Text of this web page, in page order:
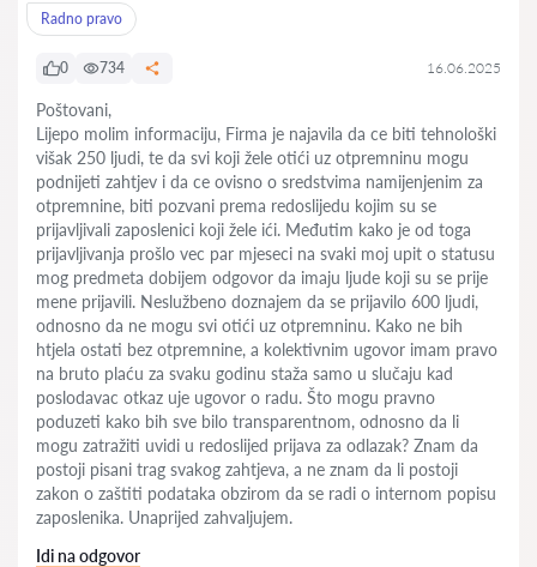
Radno pravo
0 734 16.06.2025
Poštovani,
Lijepo molim informaciju, Firma je najavila da ce biti tehnološki
višak 250 ljudi, te da svi koji žele otići uz otpremninu mogu
podnijeti zahtjev i da ce ovisno o sredstvima namijenjenim za
otpremnine, biti pozvani prema redoslijedu kojim su se
prijavljivali zaposlenici koji žele ići. Međutim kako je od toga
prijavljivanja prošlo vec par mjeseci na svaki moj upit o statusu
mog predmeta dobijem odgovor da imaju ljude koji su se prije
mene prijavili. Neslužbeno doznajem da se prijavilo 600 ljudi,
odnosno da ne mogu svi otići uz otpremninu. Kako ne bih
htjela ostati bez otpremnine, a kolektivnim ugovor imam pravo
na bruto plaću za svaku godinu staža samo u slučaju kad
poslodavac otkaz uje ugovor o radu. Što mogu pravno
poduzeti kako bih sve bilo transparentnom, odnosno da li
mogu zatražiti uvidi u redoslijed prijava za odlazak? Znam da
postoji pisani trag svakog zahtjeva, a ne znam da li postoji
zakon o zaštiti podataka obzirom da se radi o internom popisu
zaposlenika. Unaprijed zahvaljujem.
Idi na odgovor